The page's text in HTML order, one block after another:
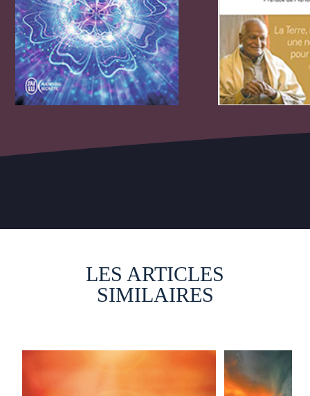
LES ARTICLES
SIMILAIRES